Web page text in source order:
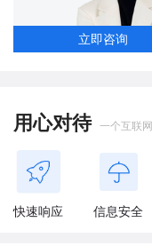
立即咨询
用心对待 一个互联
快速响应 信息安全